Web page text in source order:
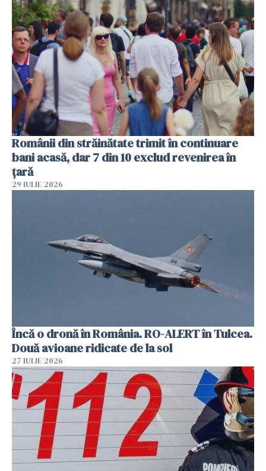
Românii din străinătate trimit în continuare
bani acasă, dar 7 din 10 exclud revenirea în
țară
29 IULIE 2026
Încă o dronă în România. RO-ALERT în Tulcea.
Două avioane ridicate de la sol
27 IULIE 2026